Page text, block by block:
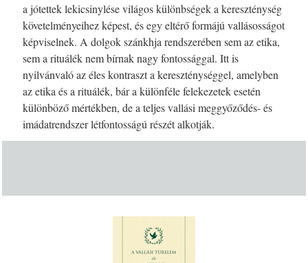
a jótettek lekicsinylése világos különbségek a kereszténység
követelményeihez képest, és egy eltérő formájú vallásosságot
képviselnek. A dolgok szánkhja rendszerében sem az etika,
sem a rituálék nem bírnak nagy fontossággal. Itt is
nyilvánvaló az éles kontraszt a kereszténységgel, amelyben
az etika és a rituálék, bár a különféle felekezetek esetén
különböző mértékben, de a teljes vallási meggyőződés- és
imádatrendszer létfontosságú részét alkotják.